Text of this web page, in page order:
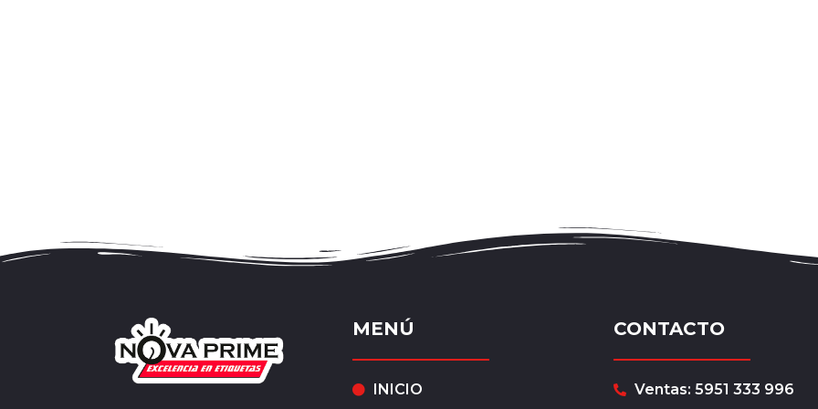
MENÚ
INICIO
CONTACTO
Ventas: 5951 333 996